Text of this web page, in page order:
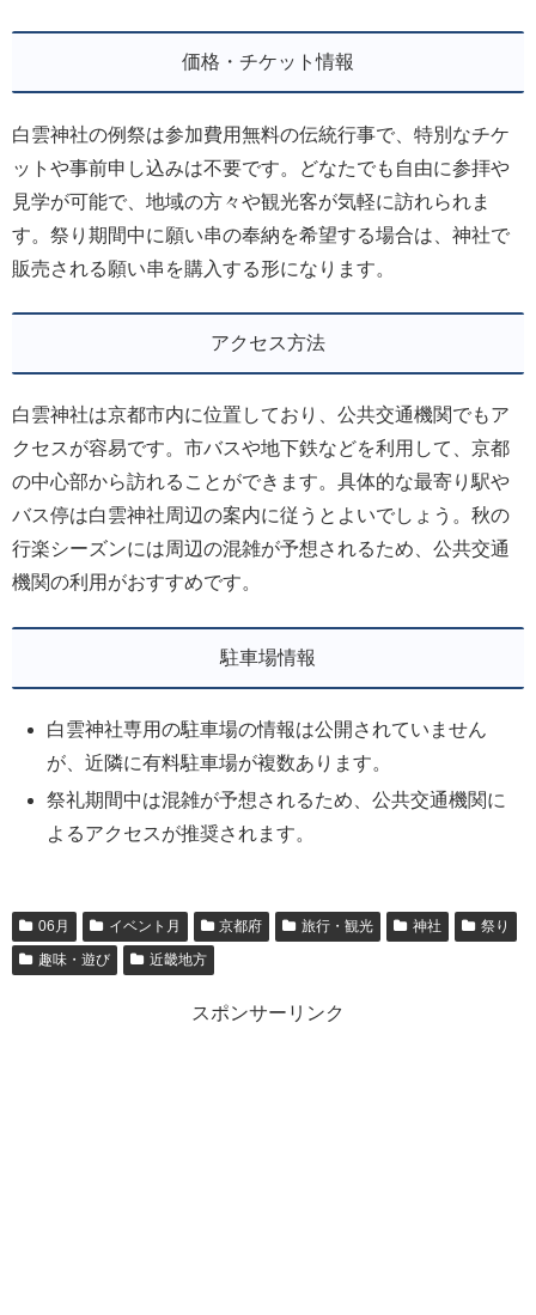
価格・チケット情報
白雲神社の例祭は参加費用無料の伝統行事で、特別なチケ
ットや事前申し込みは不要です。どなたでも自由に参拝や
見学が可能で、地域の方々や観光客が気軽に訪れられま
す。祭り期間中に願い串の奉納を希望する場合は、神社で
販売される願い串を購入する形になります。
アクセス方法
白雲神社は京都市内に位置しており、公共交通機関でもア
クセスが容易です。市バスや地下鉄などを利用して、京都
の中心部から訪れることができます。具体的な最寄り駅や
バス停は白雲神社周辺の案内に従うとよいでしょう。秋の
行楽シーズンには周辺の混雑が予想されるため、公共交通
機関の利用がおすすめです。
駐車場情報
白雲神社専用の駐車場の情報は公開されていません
が、近隣に有料駐車場が複数あります。
祭礼期間中は混雑が予想されるため、公共交通機関に
よるアクセスが推奨されます。
06月 イベント月 京都府 旅行・観光 神社
祭り
趣味・遊び
近畿地方
スポンサーリンク